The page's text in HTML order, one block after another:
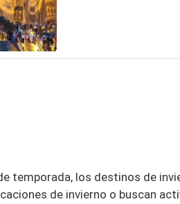
temporada, los destinos de
de invierno o buscan